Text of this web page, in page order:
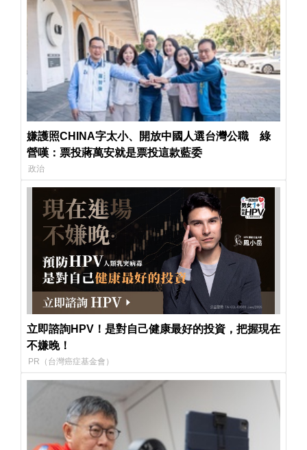
嫌護照CHINA字太小、開放中國人選台灣公職 綠
營嘆：票投蔣萬安就是票投這款藍委
政治
立即諮詢HPV！是對自己健康最好的投資，把握現在
不嫌晚！
PR（台灣癌症基金會）